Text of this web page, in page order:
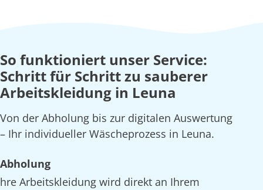
So funktioniert unser Service:
Schritt für Schritt zu sauberer
Arbeitskleidung in Leuna
Von der Abholung bis zur digitalen Auswertung
– Ihr individueller Wäscheprozess in Leuna.
Abholung
hre Arbeitskleidung wird direkt an Ihrem